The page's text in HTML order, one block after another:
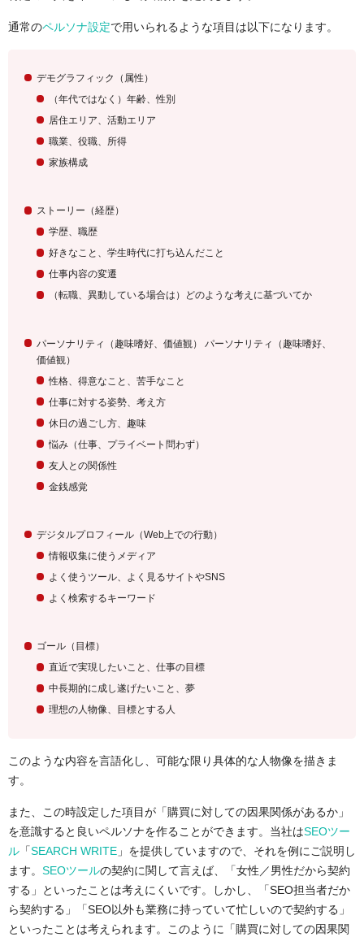
通常のペルソナ設定で用いられるような項目は以下になります。
デモグラフィック（属性）
（年代ではなく）年齢、性別
居住エリア、活動エリア
職業、役職、所得
家族構成
ストーリー（経歴）
学歴、職歴
好きなこと、学生時代に打ち込んだこと
仕事内容の変遷
（転職、異動している場合は）どのような考えに基づいてか
パーソナリティ （趣味嗜好、価値観 ）
パーソナリティ（趣味嗜好、
価値観 ）
性格、得意なこと、苦手なこと
仕事に対する姿勢、考え方
休日の過ごし方、趣味
悩み（仕事、プライベート問わず）
友人との関係性
金銭感覚
デジタルプロフィール（Web上での行動）
情報収集に使うメディア
よく使うツール、よく見るサイトやSNS
よく検索するキーワード
ゴール（目標）
直近で実現したいこと、仕事の目標
中長期的に成し遂げたいこと、夢
理想の人物像、目標とする人
このような内容を言語化し、可能な限り具体的な人物像を描きま
す。
また、この時設定した項目が「購買に対しての因果関係があるか」
を意識すると良いペルソナを作ることができます。当社はSEOツー
ル 「SEARCH WRITE 」を提供していますので、それを例にご説明し
ます。 SEOツールの契約に関して言えば、「女性／男性だから契約
する」といったことは考えにくいです。しかし、「SEO担当者だか
ら契約する」「SEO以外も業務に持っていて忙しいので契約する」
といったことは考えられます。このように「購買に対しての因果関